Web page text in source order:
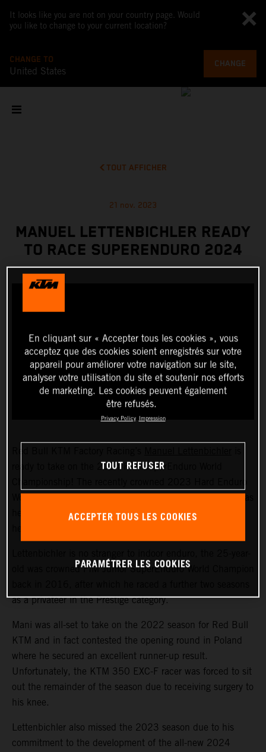
It looks like you are not on your country page. Would
you like to change to your current location?
CHANGE TO
United States
CHANGE
TOUT AFFICHER
21 nov. 2023
MANUEL LETTENBICHLER READY
TO RACE SUPERENDURO 2024
ready to take on the 2024 FIM SuperEnduro World
he prepares for the first event of the seven-round series,
old was crowned FIM Junior SuperEnduro World Champion
as a privateer in the Prestige category.
Mani was all-set to take on the 2022 season for Red Bull
KTM and in fact contested the opening round in Poland
where he secured an excellent runner-up result.
Unfortunately, the KTM 350 EXC-F racer was forced to sit
out the remainder of the season due to receiving surgery to
his knee.
Lettenbichler also missed the 2023 season due to his
commitment to the development of the all-new 2024
En cliquant sur « Accepter tous les cookies », vous
acceptez que des cookies soient enregistrés sur votre
appareil pour améliorer votre navigation sur le site,
analyser votre utilisation du site et soutenir nos efforts
de marketing. Les cookies peuvent également
être refusés.
Privacy Policy Impression
TOUT REFUSER
ACCEPTER TOUS LES COOKIES
PARAMÉTRER LES COOKIES